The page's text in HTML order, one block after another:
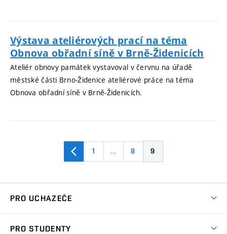
Výstava ateliérových prací na téma
Obnova obřadní síně v Brně-Židenicích
Ateliér obnovy památek vystavoval v červnu na úřadě
městské části Brno-Židenice ateliérové práce na téma
Obnova obřadní síně v Brně-Židenicích.
1 … 8 9
PRO UCHAZEČE
PRO STUDENTY